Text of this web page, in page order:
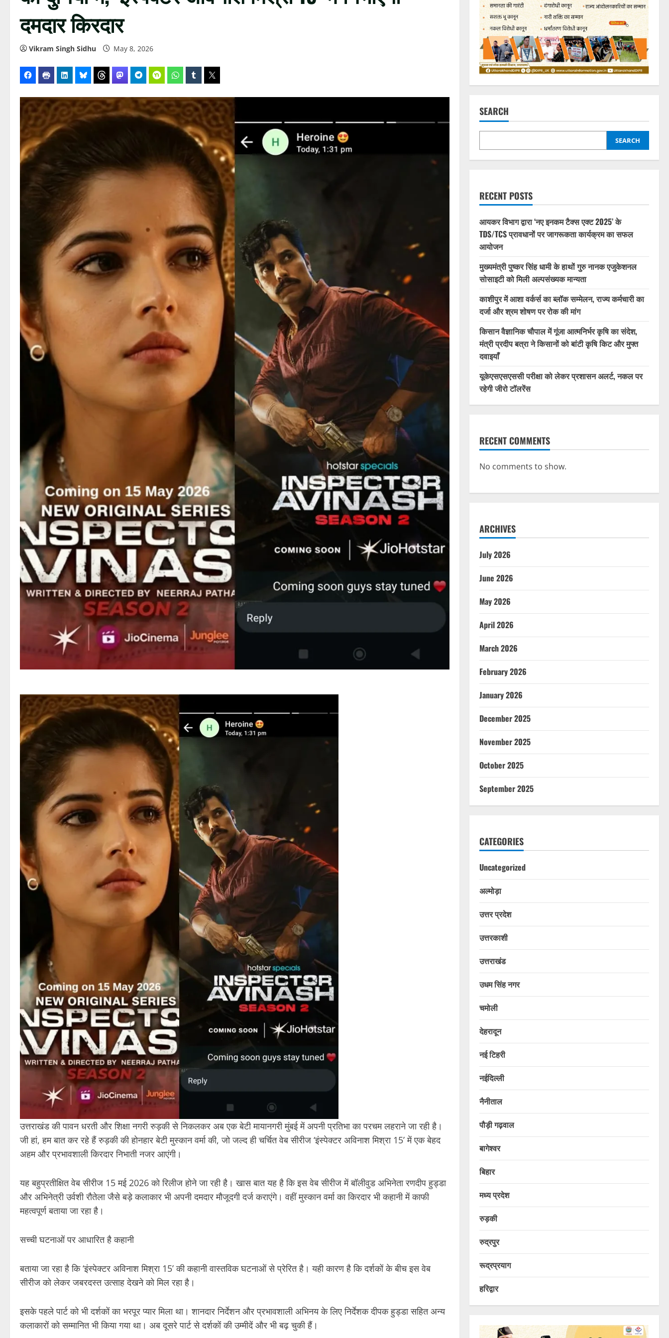
दमदार किरदार
Vikram Singh Sidhu May 8, 2026
उत्तराखंड की पावन धरती और शिक्षा नगरी रुड़की से निकलकर अब एक बेटी मायानगरी मुंबई में अपनी प्रतिभा का परचम लहराने जा रही है।
जी हां, हम बात कर रहे हैं रुड़की की होनहार बेटी मुस्कान वर्मा की, जो जल्द ही चर्चित वेब सीरीज ‘इंस्पेक्टर अविनाश मिश्रा 15’ में एक बेहद
अहम और प्रभावशाली किरदार निभाती नजर आएंगी।
यह बहुप्रतीक्षित वेब सीरीज 15 मई 2026 को रिलीज होने जा रही है। खास बात यह है कि इस वेब सीरीज में बॉलीवुड अभिनेता रणदीप हुड्डा
और अभिनेत्री उर्वशी रौतेला जैसे बड़े कलाकार भी अपनी दमदार मौजूदगी दर्ज कराएंगे। वहीं मुस्कान वर्मा का किरदार भी कहानी में काफी
महत्वपूर्ण बताया जा रहा है।
सच्ची घटनाओं पर आधारित है कहानी
बताया जा रहा है कि ‘इंस्पेक्टर अविनाश मिश्रा 15’ की कहानी वास्तविक घटनाओं से प्रेरित है। यही कारण है कि दर्शकों के बीच इस वेब
सीरीज को लेकर जबरदस्त उत्साह देखने को मिल रहा है।
इसके पहले पार्ट को भी दर्शकों का भरपूर प्यार मिला था। शानदार निर्देशन और प्रभावशाली अभिनय के लिए निर्देशक दीपक हुड्डा सहित अन्य
कलाकारों को सम्मानित भी किया गया था। अब दूसरे पार्ट से दर्शकों की उम्मीदें और भी बढ़ चुकी हैं।
SEARCH
SEARCH
RECENT POSTS
आयकर विभाग द्वारा ‘नए इनकम टैक्स एक्ट 2025’ के
TDS/TCS प्रावधानों पर जागरूकता कार्यक्रम का सफल
आयोजन
मुख्यमंत्री पुष्कर सिंह धामी के हाथों गुरु नानक एजुकेशनल
सोसाइटी को मिली अल्पसंख्यक मान्यता
काशीपुर में आशा वर्कर्स का ब्लॉक सम्मेलन, राज्य कर्मचारी का
दर्जा और श्रम शोषण पर रोक की मांग
किसान वैज्ञानिक चौपाल में गूंजा आत्मनिर्भर कृषि का संदेश,
मंत्री प्रदीप बत्रा ने किसानों को बांटी कृषि किट और मुफ्त
दवाइयाँ
यूकेएसएसएससी परीक्षा को लेकर प्रशासन अलर्ट, नकल पर
रहेगी जीरो टॉलरेंस
RECENT COMMENTS
No comments to show.
ARCHIVES
July 2026
June 2026
May 2026
April 2026
March 2026
February 2026
January 2026
December 2025
November 2025
October 2025
September 2025
CATEGORIES
Uncategorized
अल्मोड़ा
उत्तर प्रदेश
उत्तरकाशी
उत्तराखंड
उधम सिंह नगर
चमोली
देहरादून
नई टिहरी
नईदिल्ली
नैनीताल
पौड़ी गढ़वाल
बागेश्वर
बिहार
मध्य प्रदेश
रुड़की
रुद्रपुर
रूद्रप्रयाग
हरिद्वार